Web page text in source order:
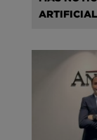
ARTIFICIAL